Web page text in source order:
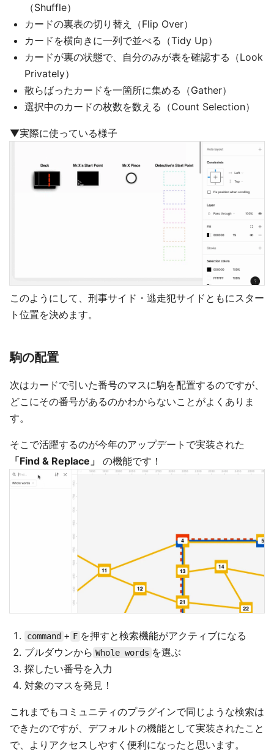
（Shuffle）
カードの裏表の切り替え（Flip Over）
カードを横向きに一列で並べる（Tidy Up）
カードが裏の状態で、自分のみが表を確認する（Look
Privately）
散らばったカードを一箇所に集める（Gather）
選択中のカードの枚数を数える（Count Selection）
▼実際に使っている様子
このようにして、刑事サイド・逃走犯サイドともにスター
ト位置を決めます。
駒の配置
次はカードで引いた番号のマスに駒を配置するのですが、
どこにその番号があるのかわからないことがよくありま
す。
そこで活躍するのが今年のアップデートで実装された
「Find & Replace」
の機能です！
command + F を押すと検索機能がアクティブになる
プルダウンから Whole words を選ぶ
探したい番号を入力
対象のマスを発見！
これまでもコミュニティのプラグインで同じような検索は
できたのですが、デフォルトの機能として実装されたこと
で、よりアクセスしやすく便利になったと思います。